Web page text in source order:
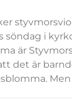
söndag i
är
det är